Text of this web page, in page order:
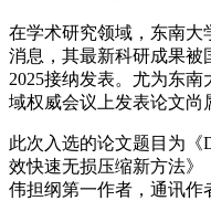
在学术研究领域，东南大
消息，其最新科研成果被
2025接纳发表。尤为东
域权威会议上发表论文尚
此次入选的论文题目为《
效快速无损压缩新方法》
伟担纲第一作者，通讯作